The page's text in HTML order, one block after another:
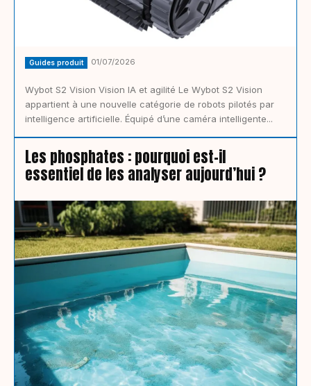
Guides produit 01/07/2026
Wybot S2 Vision Vision IA et agilité Le Wybot S2 Vision
appartient à une nouvelle catégorie de robots pilotés par
intelligence artificielle. Équipé d’une caméra intelligente...
Les phosphates : pourquoi est-il
essentiel de les analyser aujourd’hui ?